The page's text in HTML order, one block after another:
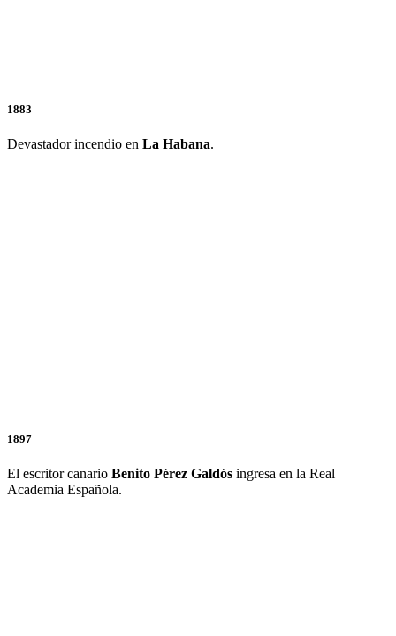
1883
Devastador incendio en La Habana.
1897
El escritor canario Benito Pérez Galdós ingresa en la Real
Academia Española.